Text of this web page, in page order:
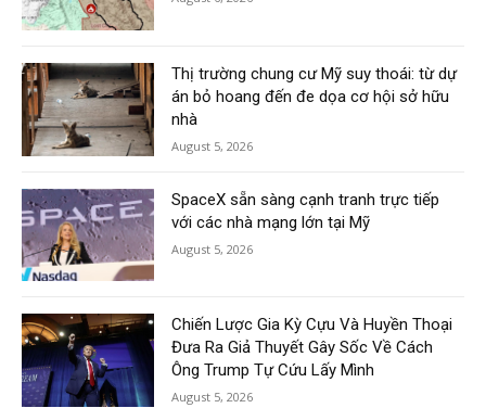
Thị trường chung cư Mỹ suy thoái: từ dự
án bỏ hoang đến đe dọa cơ hội sở hữu
nhà
August 5, 2026
SpaceX sẵn sàng cạnh tranh trực tiếp
với các nhà mạng lớn tại Mỹ
August 5, 2026
Chiến Lược Gia Kỳ Cựu Và Huyền Thoại
Đưa Ra Giả Thuyết Gây Sốc Về Cách
Ông Trump Tự Cứu Lấy Mình
August 5, 2026